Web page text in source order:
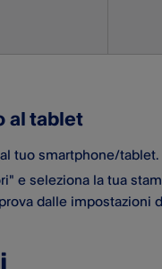
al tablet
tuo smartphone/tablet.
e seleziona la tua
dalle impostazioni